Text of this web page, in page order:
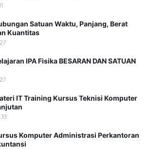
Satuan Waktu, Panjang, Berat
Kuantitas
IPA Fisika BESARAN DAN SATUAN
IT Training Kursus Teknisi Komputer
Komputer Administrasi Perkantoran